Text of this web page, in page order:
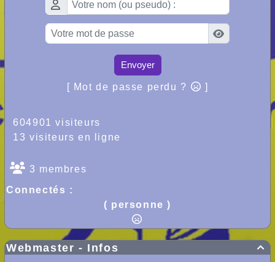
Envoyer
[ Mot de passe perdu ? ]
604901 visiteurs
13 visiteurs en ligne
3 membres
Connectés :
( personne )

Webmaster - Infos